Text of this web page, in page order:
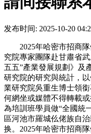
发布时间: 2025-10-20
2025年哈密市招商隊
究院專家團隊赴甘肅省
五五”產業發展規劃》及
研究院的研究與統計，
業研究院吳重生博士領
何網坐或媒體不得轉載
為培訓班學員做“全國統
區河池市羅城仫佬族自
换。2025年哈密市招商